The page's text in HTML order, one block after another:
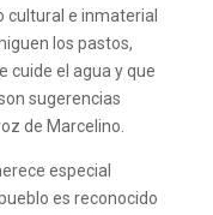
cultural e inmaterial
los pastos,
cuide el agua y que
sugerencias
de Marcelino.
especial
es reconocido